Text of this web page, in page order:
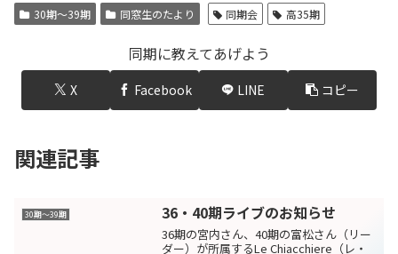
30期～39期 同窓生のたより 同期会 高35期
同期に教えてあげよう
X Facebook LINE コピー
関連記事
30期～39期 36・40期ライブのお知らせ
36期の宮内さん、40期の富松さん（リー
ダー）が所属するLe Chiacchiere（レ・